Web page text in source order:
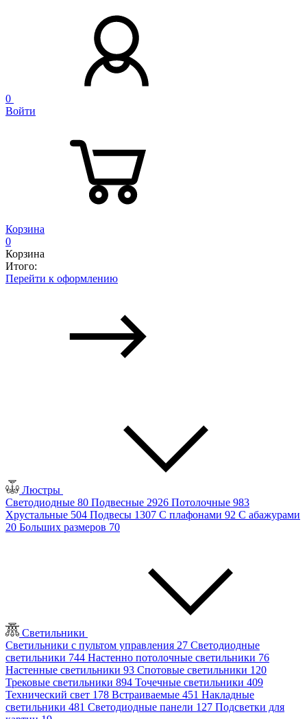
0
Войти
Корзина
0
Корзина
Итого:
Перейти к оформлению
Люстры
Светодиодные 80 Подвесные 2926 Потолочные 983
Хрустальные 504 Подвесы 1307 С плафонами 92 С абажурами
20 Больших размеров 70
Светильники
Светильники с пультом управления 27 Светодиодные
светильники 744 Настенно потолочные светильники 76
Настенные светильники 93 Спотовые светильники 120
Трековые светильники 894 Точечные светильники 409
Технический свет 178 Встраиваемые 451 Накладные
светильники 481 Светодиодные панели 127 Подсветки для